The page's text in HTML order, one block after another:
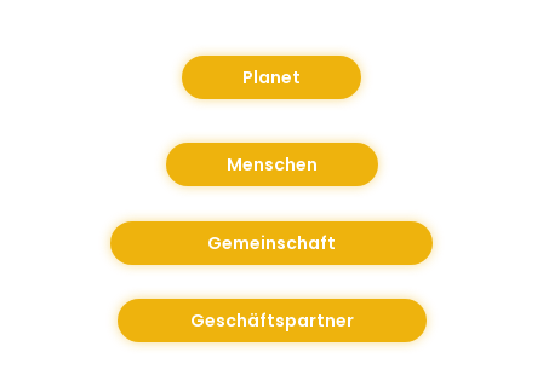
Planet
Menschen
Gemeinschaft
Geschäftspartner